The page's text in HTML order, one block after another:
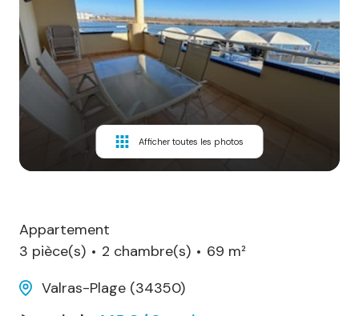
Afficher toutes les photos
Appartement
3 pièce(s)
2 chambre(s)
69 m²
Valras-Plage (34350)